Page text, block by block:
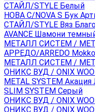
СТАЙЛ/STYLE Белый
НОВА С/NOVA S Бук
СТАЙЛ/STYLE Вяз
AVANCE Шамони
МЕТАЛЛ СИСТЕМ /
АРРЕДО/ARREDO Mokko
МЕТАЛЛ СИСТЕМ /
ОНИКС ВУД / ONIX
METAL SYSTEM Акация
SLIM SYSTEM Серый
ОНИКС ВУД / ONIX
ОНИКС ВУД / ONIX